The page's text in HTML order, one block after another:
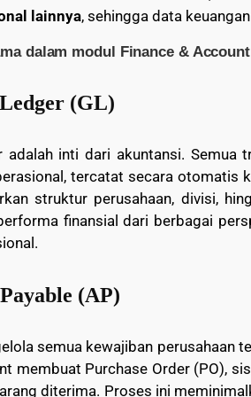
lainnya, sehingga data
dalam modul Finance &
(GL)
adalah inti dari akuntansi. Semua
tercatat secara otomatis
struktur perusahaan, divisi,
finansial dari berbagai
(AP)
semua kewajiban perusahaan
membuat Purchase Order (PO),
diterima. Proses ini